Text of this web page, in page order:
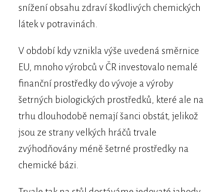
snížení obsahu zdraví škodlivých chemických
látek v potravinách.
V období kdy vznikla výše uvedená směrnice
EU, mnoho výrobců v ČR investovalo nemalé
finanční prostředky do vývoje a výroby
šetrných biologických prostředků, které ale na
trhu dlouhodobě nemají šanci obstát, jelikož
jsou ze strany velkých hráčů trvale
zvýhodňovány méně šetrné prostředky na
chemické bázi.